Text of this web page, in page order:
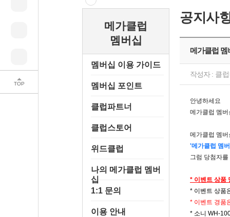
TOP
메가클럽
멤버십
멤버십 이용 가이드
멤버십 포인트
클럽파트너
클럽스토어
위드클럽
나의 메가클럽 멤버
십
1:1 문의
이용 안내
공지사
메가클럽 멤
작성자 : 클
안녕하세요
메가클럽 멤
메가클럽 멤
'메가클럽 멤
그럼 당첨자
* 이벤트 상품
* 이벤트 상품
* 이벤트 경품
* 소니 WH-